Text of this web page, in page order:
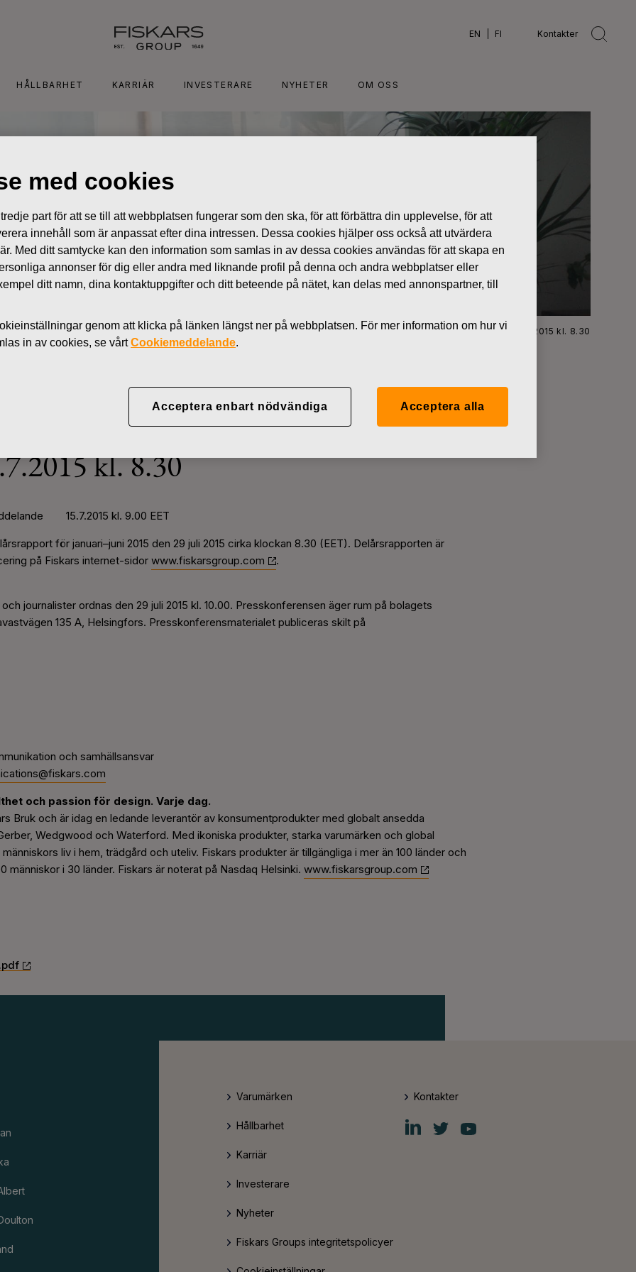
EN FI Kontakter
HÅLLBARHET KARRIÄR INVESTERARE NYHETER OM OSS
Nyheter Fiskars delårsrapport för januari–juni 2015 publiceras 29.7.2015 kl. 8.30
för januari–juni 2015
kl. 8.30
15.7.2015 kl. 9.00 EET
för januari–juni 2015 den 29 juli 2015 cirka klockan 8.30 (EET). Delårsrapporten är
på Fiskars internet-sidor www.fiskarsgroup.com .
journalister ordnas den 29 juli 2015 kl. 10.00. Presskonferensen äger rum på bolagets
135 A, Helsingfors. Presskonferensmaterialet publiceras skilt på
och samhällsansvar
och passion för design. Varje dag.
Bruk och är idag en ledande leverantör av konsumentprodukter med globalt ansedda
Wedgwood och Waterford. Med ikoniska produkter, starka varumärken och global
liv i hem, trädgård och uteliv. Fiskars produkter är tillgängliga i mer än 100 länder och
i 30 länder. Fiskars är noterat på Nasdaq Helsinki. www.fiskarsgroup.com
Varumärken
Hållbarhet
Karriär
Investerare
Nyheter
Fiskars Groups integritetspolicyer
Kontakter
Fiskars
Group
Fiskars
Group
Fiskars
Group
med cookies
part för att se till att webbplatsen fungerar som den ska, för att förbättra din upplevelse, för att
innehåll som är anpassat efter dina intressen. Dessa cookies hjälper oss också att utvärdera
Med ditt samtycke kan den information som samlas in av dessa cookies användas för att skapa en
annonser för dig eller andra med liknande profil på denna och andra webbplatser eller
ditt namn, dina kontaktuppgifter och ditt beteende på nätet, kan delas med annonspartner, till
genom att klicka på länken längst ner på webbplatsen. För mer information om hur vi
in av cookies, se vårtCookiemeddelande.
Acceptera enbart nödvändiga Acceptera alla